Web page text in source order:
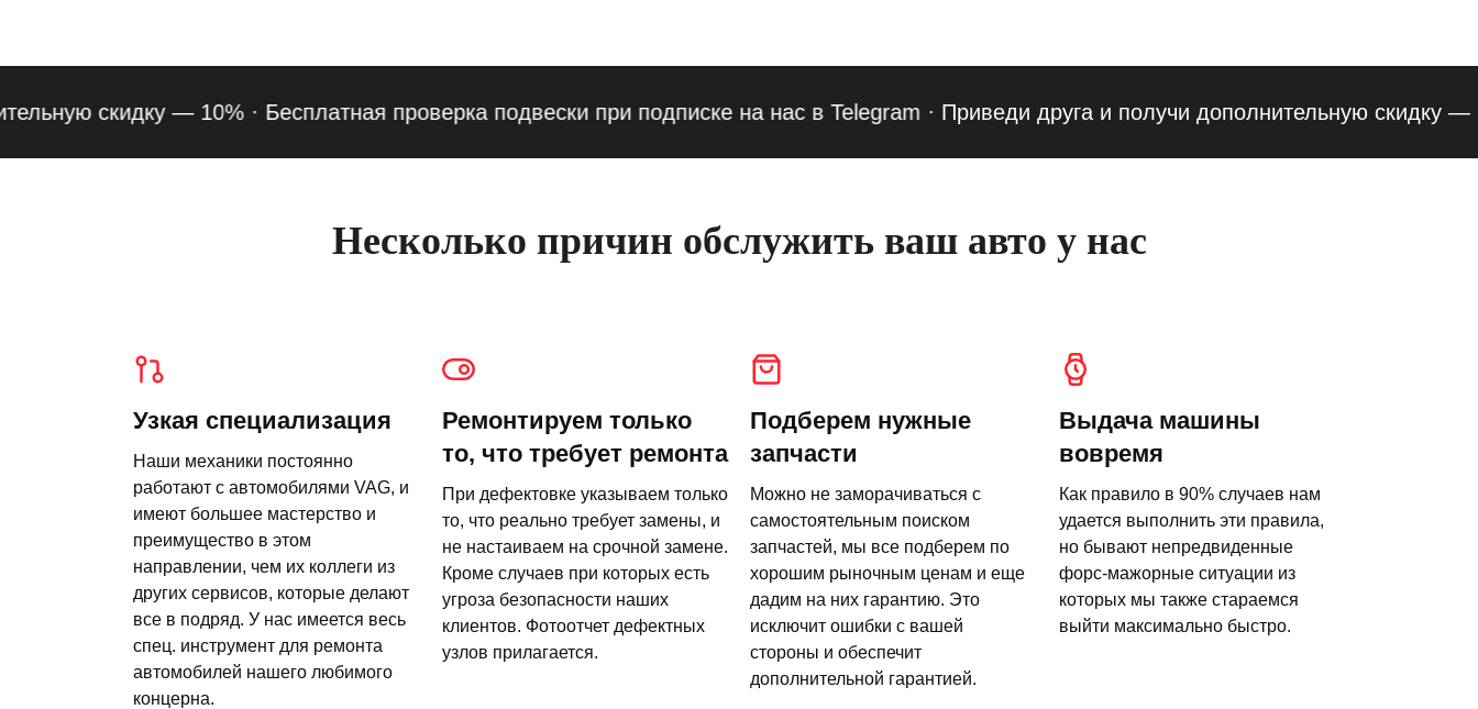
скидку — 10% ·Бесплатная проверка подвески при подписке на нас в Telegram· Приведи друга и получи дополнительную скидку — 10%
Несколько причин обслужить ваш авто у нас
Узкая специализация
Наши механики постоянно
работают с автомобилями VAG, и
имеют большее мастерство и
преимущество в этом
направлении, чем их коллеги из
других сервисов, которые делают
все в подряд. У нас имеется весь
спец. инструмент для ремонта
автомобилей нашего любимого
концерна.
Ремонтируем только
то, что требует ремонта
При дефектовке указываем только
то, что реально требует замены, и
не настаиваем на срочной замене.
Кроме случаев при которых есть
угроза безопасности наших
клиентов. Фотоотчет дефектных
узлов прилагается.
Подберем нужные
запчасти
Можно не заморачиваться с
самостоятельным поиском
запчастей, мы все подберем по
хорошим рыночным ценам и еще
дадим на них гарантию. Это
исключит ошибки с вашей
стороны и обеспечит
дополнительной гарантией.
Выдача машины
вовремя
Как правило в 90% случаев нам
удается выполнить эти правила,
но бывают непредвиденные
форс-мажорные ситуации из
которых мы также стараемся
выйти максимально быстро.